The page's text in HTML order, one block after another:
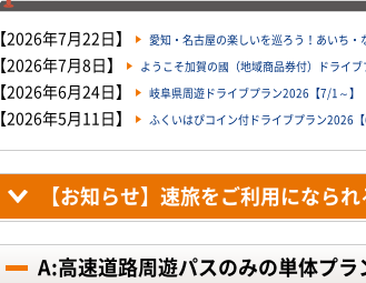
【2026年7月22日】 愛知・名古屋の楽しいを巡ろう！あいち
【2026年7月8日】 ようこそ加賀の國（地域商品券付）ドライブ
【2026年6月24日】 岐阜県周遊ドライブプラン2026【7/1～】
【2026年5月11日】 ふくいはぴコイン付ドライブプラン2026【
【お知らせ】速旅をご利用になら
A:高速道路周遊パスのみの単体プラ